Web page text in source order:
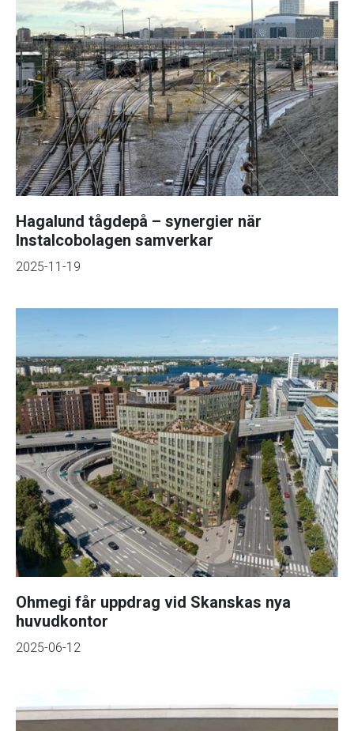
Hagalund tågdepå – synergier när
Instalcobolagen samverkar
2025-11-19
Ohmegi får uppdrag vid Skanskas nya
huvudkontor
2025-06-12